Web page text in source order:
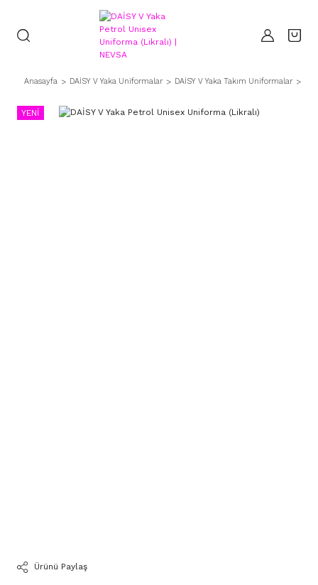
Anasayfa DAİSY V Yaka Uniformalar DAİSY V Yaka Takım Uniformalar
YENİ
Ürünü Paylaş